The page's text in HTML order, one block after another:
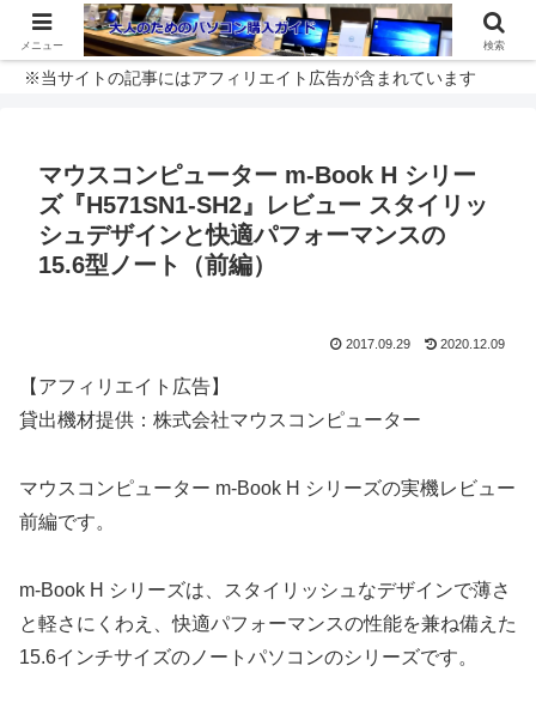
※当サイトの記事にはアフィリエイト広告が含まれています
マウスコンピューター m-Book H シリー
ズ『H571SN1-SH2』レビュー スタイリッ
シュデザインと快適パフォーマンスの
15.6型ノート（前編）
2017.09.29 2020.12.09
【アフィリエイト広告】
貸出機材提供：株式会社マウスコンピューター
マウスコンピューター m-Book H シリーズの実機レビュー
前編です。
m-Book H シリーズは、スタイリッシュなデザインで薄さ
と軽さにくわえ、快適パフォーマンスの性能を兼ね備えた
15.6インチサイズのノートパソコンのシリーズです。
メニュー 検索